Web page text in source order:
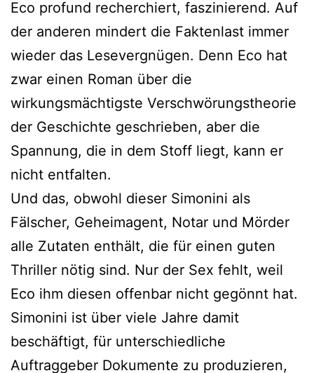
Eco profund recherchiert, faszinierend. Auf
der anderen mindert die Faktenlast immer
wieder das Lesevergnügen. Denn Eco hat
zwar einen Roman über die
wirkungsmächtigste Verschwörungstheorie
der Geschichte geschrieben, aber die
Spannung, die in dem Stoff liegt, kann er
nicht entfalten.
Und das, obwohl dieser Simonini als
Fälscher, Geheimagent, Notar und Mörder
alle Zutaten enthält, die für einen guten
Thriller nötig sind. Nur der Sex fehlt, weil
Eco ihm diesen offenbar nicht gegönnt hat.
Simonini ist über viele Jahre damit
beschäftigt, für unterschiedliche
Auftraggeber Dokumente zu produzieren,